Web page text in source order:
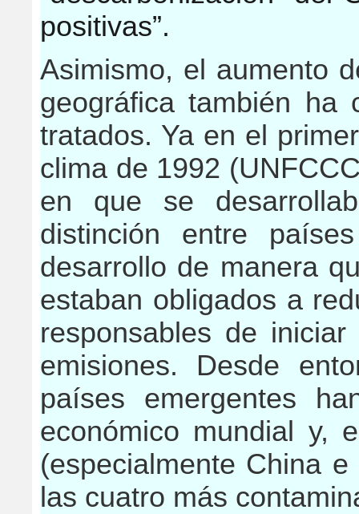
positivas”.
Asimismo, el aumento
geográfica también ha
tratados. Ya en el
clima de 1992
en que se
distinción entre
desarrollo de manera
estaban obligados a
responsables de
emisiones. Desde
países emergentes
económico mundial y,
(especialmente China
las cuatro más